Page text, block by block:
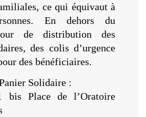
ce qui équivaut à
En dehors du
de distribution des
des colis d’urgence
des bénéficiaires.
Solidaire :
bis Place de l’Oratoire